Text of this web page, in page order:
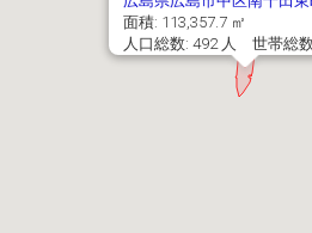
面積: 113,357.7 ㎡
人口総数: 492 人 世帯総